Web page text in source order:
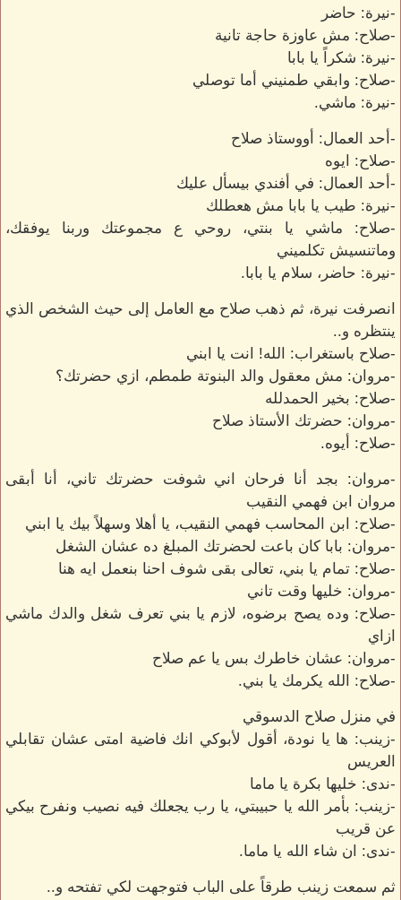
-نيرة: حاضر
-صلاح: مش عاوزة حاجة تانية
-نيرة: شكراً يا بابا
-صلاح: وابقي طمنيني أما توصلي
-نيرة: ماشي.
-أحد العمال: أووستاذ صلاح
-صلاح: ايوه
-أحد العمال: في أفندي بيسأل عليك
-نيرة: طيب يا بابا مش هعطلك
-صلاح: ماشي يا بنتي، روحي ع مجموعتك وربنا يوفقك،
وماتنسيش تكلميني
-نيرة: حاضر، سلام يا بابا.
انصرفت نيرة، ثم ذهب صلاح مع العامل إلى حيث الشخص الذي
ينتظره و..
-صلاح باستغراب: الله! انت يا ابني
-مروان: مش معقول والد البنوتة طمطم، ازي حضرتك؟
-صلاح: بخير الحمدلله
-مروان: حضرتك الأستاذ صلاح
-صلاح: أيوه.
-مروان: بجد أنا فرحان اني شوفت حضرتك تاني، أنا أبقى
مروان ابن فهمي النقيب
-صلاح: ابن المحاسب فهمي النقيب، يا أهلا وسهلاً بيك يا ابني
-مروان: بابا كان باعت لحضرتك المبلغ ده عشان الشغل
-صلاح: تمام يا بني، تعالى بقى شوف احنا بنعمل ايه هنا
-مروان: خليها وقت تاني
-صلاح: وده يصح برضوه، لازم يا بني تعرف شغل والدك ماشي
ازاي
-مروان: عشان خاطرك بس يا عم صلاح
-صلاح: الله يكرمك يا بني.
في منزل صلاح الدسوقي
-زينب: ها يا نودة، أقول لأبوكي انك فاضية امتى عشان تقابلي
العريس
-ندى: خليها بكرة يا ماما
-زينب: بأمر الله يا حبيبتي، يا رب يجعلك فيه نصيب ونفرح بيكي
عن قريب
-ندى: ان شاء الله يا ماما.
ثم سمعت زينب طرقاً على الباب فتوجهت لكي تفتحه و..